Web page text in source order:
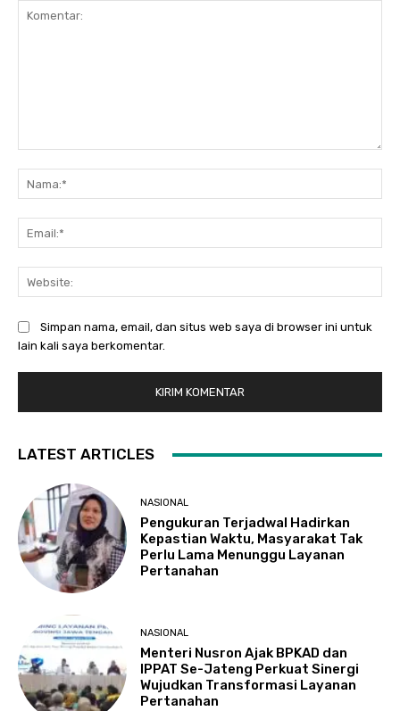
Simpan nama, email, dan situs web saya di browser ini untuk
lain kali saya berkomentar.
LATEST ARTICLES
NASIONAL
Pengukuran Terjadwal Hadirkan
Kepastian Waktu, Masyarakat Tak
Perlu Lama Menunggu Layanan
Pertanahan
NASIONAL
Menteri Nusron Ajak BPKAD dan
IPPAT Se-Jateng Perkuat Sinergi
Wujudkan Transformasi Layanan
Pertanahan